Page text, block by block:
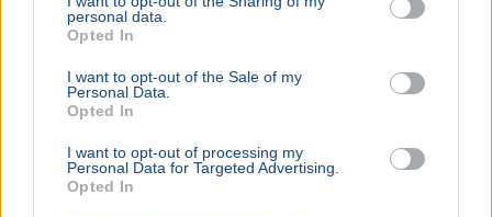
personal data.
Opted In
I want to opt-out of the Sale of my
Personal Data.
Opted In
I want to opt-out of processing my
Personal Data for Targeted Advertising.
Opted In
Kifizető Ügynökségének rendszerét, a szakértők szerint
a támadás orosz szerverekről indult.
2026. augusztus 2.
Az ENSZ-főtitkár szerint az El Niño miatt
forró ősz várható